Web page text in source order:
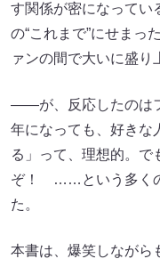
す関係が密になってい
の“これまで”にせまっ
ァンの間で大いに盛り
――が、反応したのは
年になっても、好きな
る」って、理想的。で
ぞ！ ……という多くの
た。
本書は、爆笑しながら